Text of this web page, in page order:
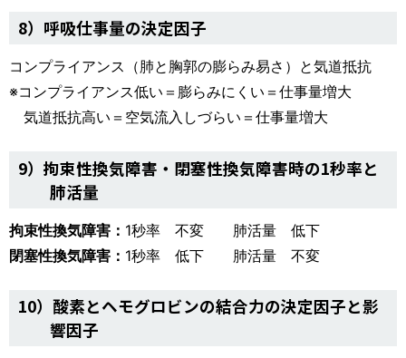
8）呼吸仕事量の決定因子
コンプライアンス（肺と胸郭の膨らみ易さ）と気道抵抗
※コンプライアンス低い＝膨らみにくい＝仕事量増大
気道抵抗高い＝空気流入しづらい＝仕事量増大
9）拘束性換気障害・閉塞性換気障害時の1秒率と
肺活量
拘束性換気障害： 1秒率 不変 肺活量 低下
閉塞性換気障害： 1秒率 低下 肺活量 不変
10）酸素とヘモグロビンの結合力の決定因子と影
響因子